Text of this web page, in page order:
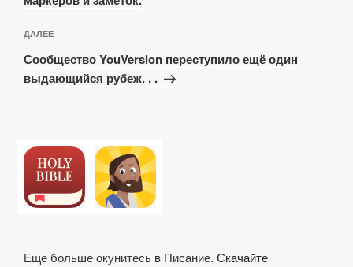
Следующая
запись
ДАЛЕЕ
Сообщество YouVersion переступило ещё один
выдающийся рубеж. . .
Еще больше окунитесь в Писание. Скачайте